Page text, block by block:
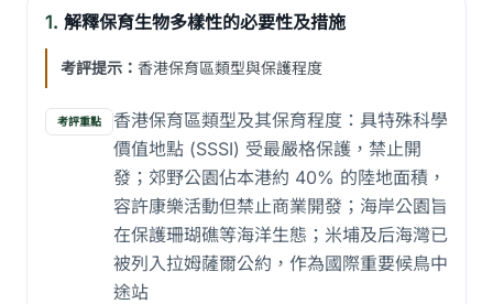
1. 解釋保育生物多樣性的必要性及措施
考評提示： 香港保育區類型與保護程度
考評重點
香港保育區類型及其保育程度：具特殊科學
價值地點 (SSSI) 受最嚴格保護，禁止開
發；郊野公園佔本港約 40% 的陸地面積，
容許康樂活動但禁止商業開發；海岸公園旨
在保護珊瑚礁等海洋生態；米埔及后海灣已
被列入拉姆薩爾公約，作為國際重要候鳥中
途站